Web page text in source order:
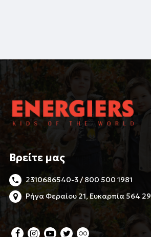
Βρείτε μας
2310686540-3 / 800 500 1981
Ρήγα Φεραίου 21, Ευκαρπία 564 29